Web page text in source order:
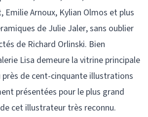
Emilie Arnoux, Kylian Olmos et plus
de Julie Jaler, sans oublier
de Richard Orlinski. Bien
Lisa demeure la vitrine principale
près de cent-cinquante illustrations
présentées pour le plus grand
cet illustrateur très reconnu.